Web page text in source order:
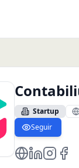
Startup
Seguir
https://https://
https://